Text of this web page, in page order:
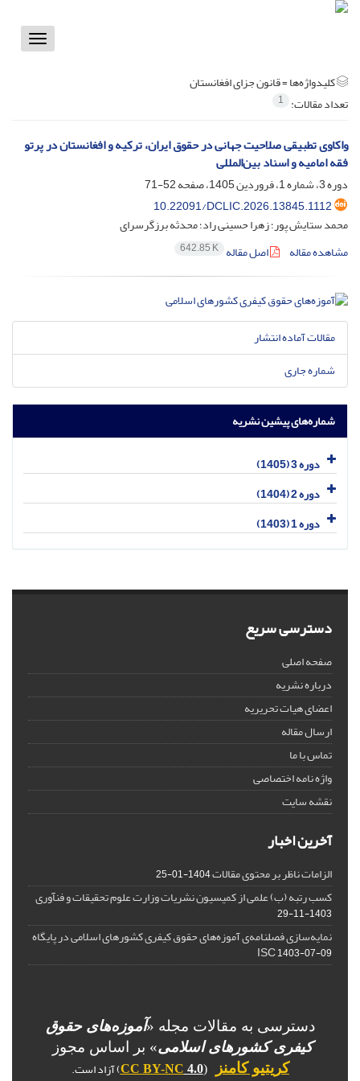
Toggle
کلیدواژه‌ها =قانون جزای افغانستان
تعداد مقالات: 1
واکاوی تطبیقی صلاحیت جهانی در حقوق ایران، ترکیه و افغانستان در پرتو
فقه امامیه و اسناد بین‌المللی
دوره 3، شماره 1، فروردین 1405، صفحه
52-71
10.22091/DCLIC.2026.13845.1112
محمد ستایش پور؛ زهرا حسینی راد؛ محدثه برزگرسرای
مشاهده مقاله
اصل مقاله 642.85 K
مقالات آماده انتشار
شماره جاری
شماره‌های پیشین نشریه
دوره 3 (1405)
دوره 2 (1404)
دوره 1 (1403)
دسترسی سریع
صفحه اصلی
درباره نشریه
اعضای هیات تحریریه
ارسال مقاله
تماس با ما
واژه نامه اختصاصی
نقشه سایت
آخرین اخبار
الزامات ناظر بر محتوی مقالات1404-01-25
کسب رتبه (ب) علمی از کمیسیون نشریات وزارت علوم تحقیقات و فنآوری
1403-11-29
نمایه‌سازی فصلنامه‌ی آموزه‌های حقوق کیفری کشورهای اسلامی در پایگاه
ISC1403-07-09
دسترسی به مقالات مجله «آموزه‌های حقوق
کیفری کشورهای اسلامی» بر اساس مجوز
کریتیو کامنز
(
CC BY-NC 4.0 ) آزاد است.